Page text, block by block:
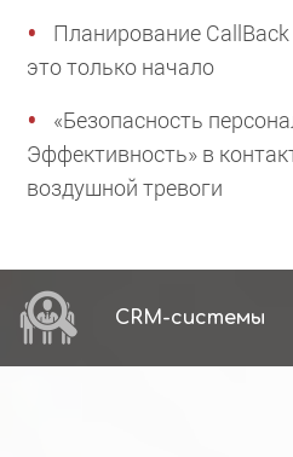
Планирование
это только начало
«Безопасность
Эффективность» в
воздушной тревоги
CRM-системы